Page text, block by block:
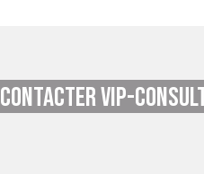
CONTACTER VIP-